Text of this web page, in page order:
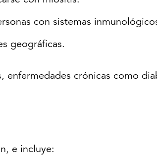
con sistemas
geográficas.
crónicas como
e incluye: